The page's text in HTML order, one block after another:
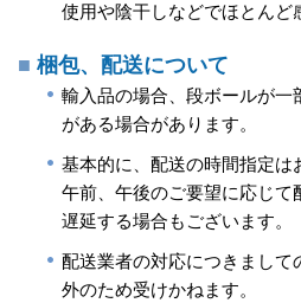
使用や陰干しなどでほとんど
梱包、配送について
輸入品の場合、段ボールが一
がある場合があります。
基本的に、配送の時間指定は
午前、午後のご要望に応じて
遅延する場合もございます。
配送業者の対応につきまして
外のため受けかねます。